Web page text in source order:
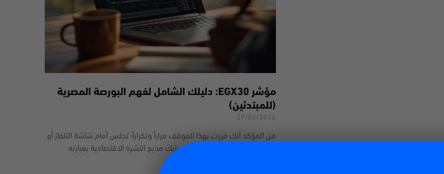
مؤشر EGX30: دليلك الشامل لفهم البورصة المصرية
(للمبتدئين)
29/06/2026
من المؤكد أنك مررت بهذا الموقف مراراً وتكراراً؛ تجلس أمام شاشة التلفاز أو
تتصفح المواقع الإخبارية، ليطل عليك مذيع النشرة الاقتصادية بعبارته